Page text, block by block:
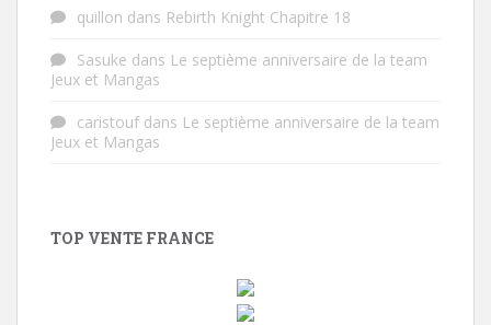
quillon dans Rebirth Knight Chapitre 18
Sasuke dans Le septième anniversaire de la team
Jeux et Mangas
caristoufdans Le septième anniversaire de la team
Jeux et Mangas
TOP VENTE FRANCE